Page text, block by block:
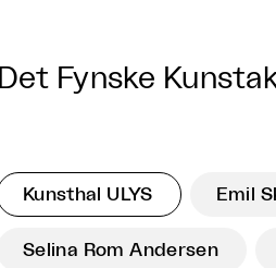
Det Fynske
Kunsthal ULYS Emil
Selina Rom Andersen